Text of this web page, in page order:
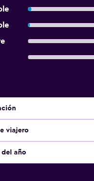
viajero
del año